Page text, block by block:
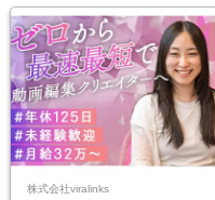
株式会社viralinks